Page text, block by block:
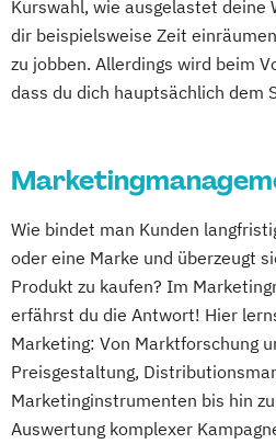
Kurswahl, wie ausgelastet deine
dir beispielsweise Zeit
zu jobben. Allerdings wird beim
dass du dich hauptsächlich dem
Wie bindet man Kunden
oder eine Marke und überzeugt
Produkt zu kaufen? Im
erfährst du die Antwort! Hier
Marketing: Von Marktforschung
Preisgestaltung,
Marketinginstrumenten bis hin
Auswertung komplexer